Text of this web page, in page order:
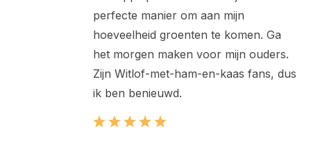
perfecte manier om aan mijn
hoeveelheid groenten te komen. Ga
het morgen maken voor mijn ouders.
Zijn Witlof-met-ham-en-kaas fans, dus
ik ben benieuwd.